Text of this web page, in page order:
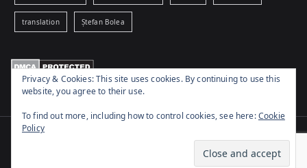
translation Ștefan Bolea
. Powered byZakraand
Privacy & Cookies: This site uses cookies. By continuing to use this
website, you agree to their use.
To find out more, including how to control cookies, see here:Cookie
Policy